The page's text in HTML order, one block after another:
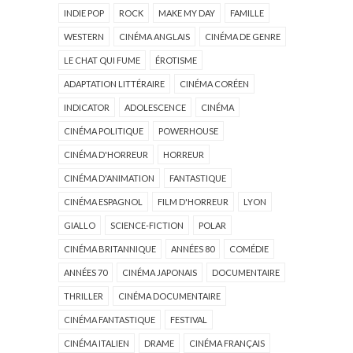
INDIE POP ROCK MAKE MY DAY FAMILLE
WESTERN CINÉMA ANGLAIS CINÉMA DE GENRE
LE CHAT QUI FUME ÉROTISME
ADAPTATION LITTÉRAIRE CINÉMA CORÉEN
INDICATOR ADOLESCENCE CINÉMA
CINÉMA POLITIQUE POWERHOUSE
CINÉMA D'HORREUR HORREUR
CINÉMA D'ANIMATION FANTASTIQUE
CINÉMA ESPAGNOL FILM D'HORREUR LYON
GIALLO SCIENCE-FICTION POLAR
CINÉMA BRITANNIQUE ANNÉES 80 COMÉDIE
ANNÉES 70 CINÉMA JAPONAIS DOCUMENTAIRE
THRILLER CINÉMA DOCUMENTAIRE
CINÉMA FANTASTIQUE FESTIVAL
CINÉMA ITALIEN DRAME CINÉMA FRANÇAIS